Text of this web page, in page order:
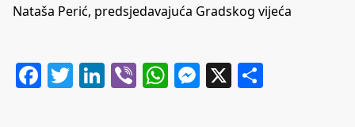
Nataša Perić, predsjedavajuća Gradskog vijeća
Facebook
Twitter
LinkedIn
ViberWhatsApp
Messenger
X